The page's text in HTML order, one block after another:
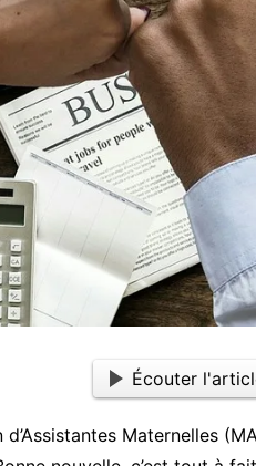
Écouter
Maternelles